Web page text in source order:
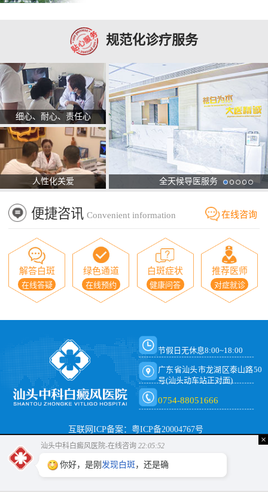
规范化诊疗服务
细心、耐心、责任心
人性化关爱 全天候导医服务
便捷咨讯 Convenient information 在线咨询
解答白斑
在线答疑
绿色通道
在线预约
白斑症状
健康问答
推荐医师
对症就诊
节假日无休息8:00~18:00
广东省汕头市龙湖区泰山路50
号(汕头动车站正对面)
0754-88051666
互联网ICP备案：粤ICP备20004767号
×
汕头中科白癜风医院-在线咨询 22:05:52
你好，是刚 发现白斑 ，还是确诊